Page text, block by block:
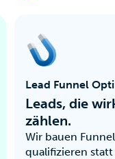
Lead Funnel
Leads, die
zählen.
Wir bauen
qualifizieren